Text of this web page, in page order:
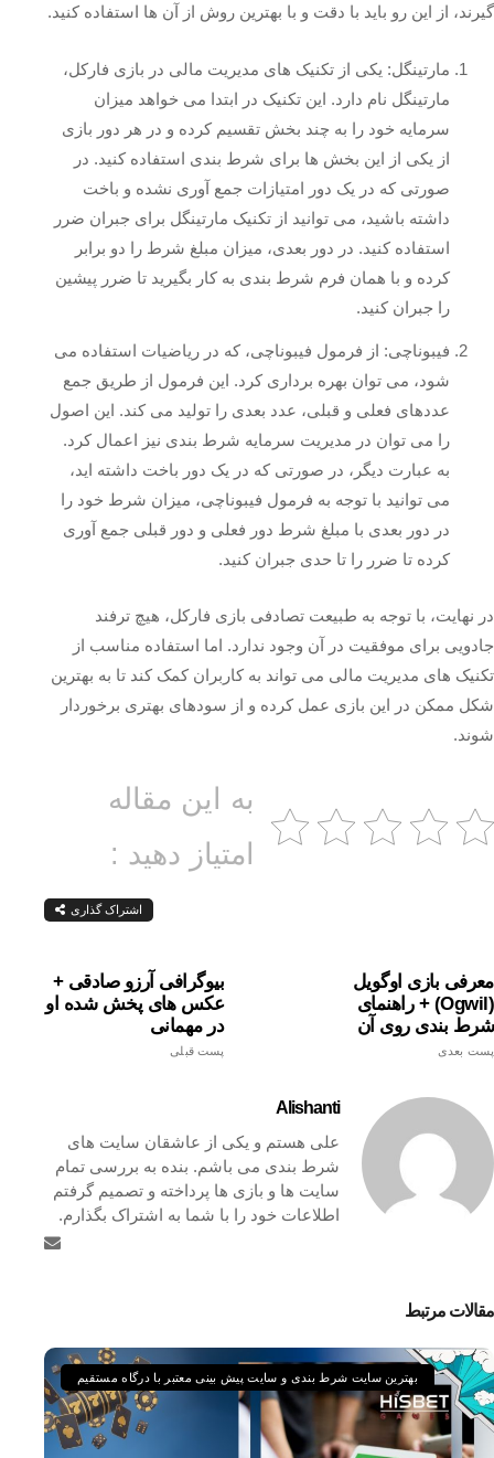
گیرند، از این رو باید با دقت و با بهترین روش از آن‌ ها استفاده کنید.
مارتینگل: یکی از تکنیک‌ های مدیریت مالی در بازی فارکل،
مارتینگل نام دارد. این تکنیک در ابتدا می‌ خواهد میزان
سرمایه خود را به چند بخش تقسیم کرده و در هر دور بازی
از یکی از این بخش‌ ها برای شرط‌ بندی استفاده کنید. در
صورتی که در یک دور امتیازات جمع‌ آوری نشده و باخت
داشته باشید، می‌ توانید از تکنیک مارتینگل برای جبران ضرر
استفاده کنید. در دور بعدی، میزان مبلغ شرط را دو برابر
کرده و با همان فرم شرط‌ بندی به کار بگیرید تا ضرر پیشین
را جبران کنید.
فیبوناچی: از فرمول فیبوناچی، که در ریاضیات استفاده می‌
شود، می‌ توان بهره‌ برداری کرد. این فرمول از طریق جمع
عددهای فعلی و قبلی، عدد بعدی را تولید می‌ کند. این اصول
را می‌ توان در مدیریت سرمایه شرط‌ بندی نیز اعمال کرد.
به عبارت دیگر، در صورتی که در یک دور باخت داشته‌ اید،
می‌ توانید با توجه به فرمول فیبوناچی، میزان شرط خود را
در دور بعدی با مبلغ شرط دور فعلی و دور قبلی جمع‌ آوری
کرده تا ضرر را تا حدی جبران کنید.
در نهایت، با توجه به طبیعت تصادفی بازی فارکل، هیچ ترفند
جادویی برای موفقیت در آن وجود ندارد. اما استفاده مناسب از
تکنیک‌ های مدیریت مالی می‌ تواند به کاربران کمک کند تا به بهترین
شکل ممکن در این بازی عمل کرده و از سودهای بهتری برخوردار
شوند.
به این مقاله
امتیاز دهید :
اشتراک گذاری
بیوگرافی آرزو صادقی +
عکس های پخش شده او
در مهمانی
پست قبلی
معرفی بازی اوگویل
(ogwil) + راهنمای
شرط بندی روی آن
پست بعدی
Alishanti
علی هستم و یکی از عاشقان سایت های
شرط بندی می باشم. بنده به بررسی تمام
سایت ها و بازی ها پرداخته و تصمیم گرفتم
اطلاعات خود را با شما به اشتراک بگذارم.
مقالات مرتبط
بهترین سایت شرط بندی و سایت پیش بینی معتبر با درگاه مستقیم